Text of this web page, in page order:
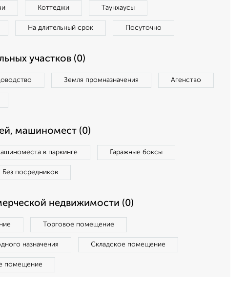
Коттеджи Таунхаусы
На длительный срок Посуточно
участков (0)
Земля промназначения Агенство
машиномест (0)
в паркинге Гаражные боксы
Без посредников
недвижимости (0)
Торговое помещение
назначения Складское помещение
помещение